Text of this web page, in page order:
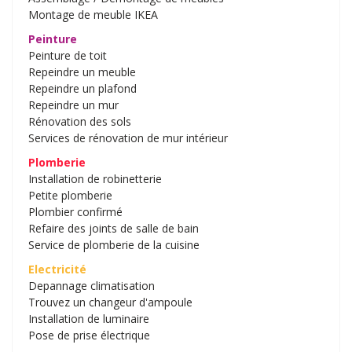
Montage de meuble IKEA
Peinture
Peinture de toit
Repeindre un meuble
Repeindre un plafond
Repeindre un mur
Rénovation des sols
Services de rénovation de mur intérieur
Plomberie
Installation de robinetterie
Petite plomberie
Plombier confirmé
Refaire des joints de salle de bain
Service de plomberie de la cuisine
Electricité
Depannage climatisation
Trouvez un changeur d'ampoule
Installation de luminaire
Pose de prise électrique